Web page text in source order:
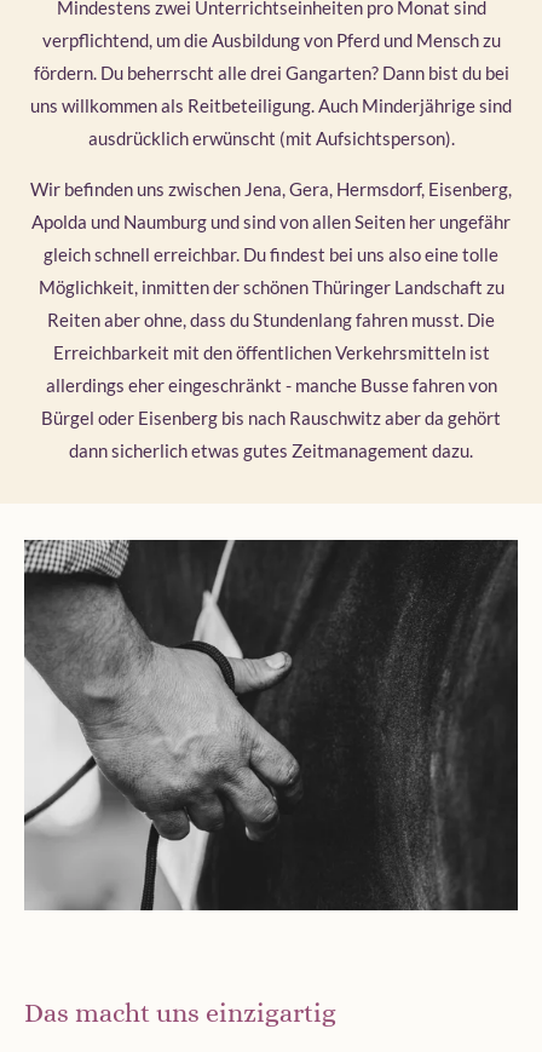
Mindestens zwei Unterrichtseinheiten pro Monat sind
verpflichtend, um die Ausbildung von Pferd und Mensch zu
fördern. Du beherrscht alle drei Gangarten? Dann bist du bei
uns willkommen als Reitbeteiligung. Auch Minderjährige sind
ausdrücklich erwünscht (mit Aufsichtsperson).
Wir befinden uns zwischen Jena, Gera, Hermsdorf, Eisenberg,
Apolda und Naumburg und sind von allen Seiten her ungefähr
gleich schnell erreichbar. Du findest bei uns also eine tolle
Möglichkeit, inmitten der schönen Thüringer Landschaft zu
Reiten aber ohne, dass du Stundenlang fahren musst. Die
Erreichbarkeit mit den öffentlichen Verkehrsmitteln ist
allerdings eher eingeschränkt - manche Busse fahren von
Bürgel oder Eisenberg bis nach Rauschwitz aber da gehört
dann sicherlich etwas gutes Zeitmanagement dazu.
Das macht uns einzigartig